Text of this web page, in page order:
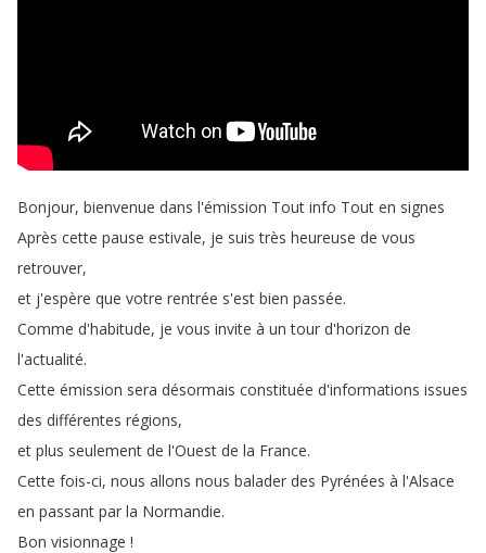
Bonjour, bienvenue dans l'émission Tout info Tout en signes
Après cette pause estivale, je suis très heureuse de vous
retrouver,
et j'espère que votre rentrée s'est bien passée.
Comme d'habitude, je vous invite à un tour d'horizon de
l'actualité.
Cette émission sera désormais constituée d'informations issues
des différentes régions,
et plus seulement de l'Ouest de la France.
Cette fois-ci, nous allons nous balader des Pyrénées à l'Alsace
en passant par la Normandie.
Bon visionnage !